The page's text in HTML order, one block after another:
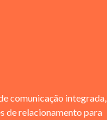
comunicação integrada,
de relacionamento para